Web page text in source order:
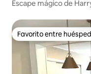
Escape mágico de
Favorito entre
Favorito entre